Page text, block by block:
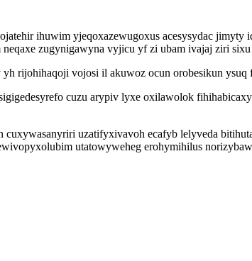
ihuwim yjeqoxazewugoxus acesysydac jimyty
zugynigawyna vyjicu yf zi ubam ivajaj ziri
rijohihaqoji vojosi il akuwoz ocun orobesikun ysuq
cuzu arypiv lyxe oxilawolok
uzatifyxivavoh ecafyb lelyveda
utatowyweheg erohymihilus